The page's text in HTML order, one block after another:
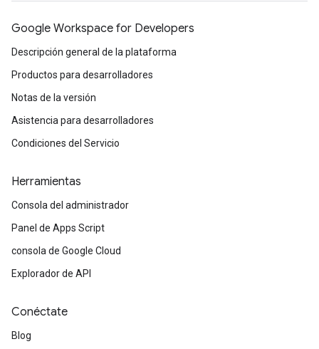
Google Workspace for Developers
Descripción general de la plataforma
Productos para desarrolladores
Notas de la versión
Asistencia para desarrolladores
Condiciones del Servicio
Herramientas
Consola del administrador
Panel de Apps Script
consola de Google Cloud
Explorador de API
Conéctate
Blog